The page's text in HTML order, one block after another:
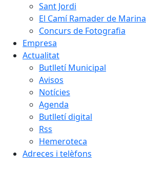
Sant Jordi
El Camí Ramader de Marina
Concurs de Fotografia
Empresa
Actualitat
Butlletí Municipal
Avisos
Notícies
Agenda
Butlletí digital
Rss
Hemeroteca
Adreces i telèfons